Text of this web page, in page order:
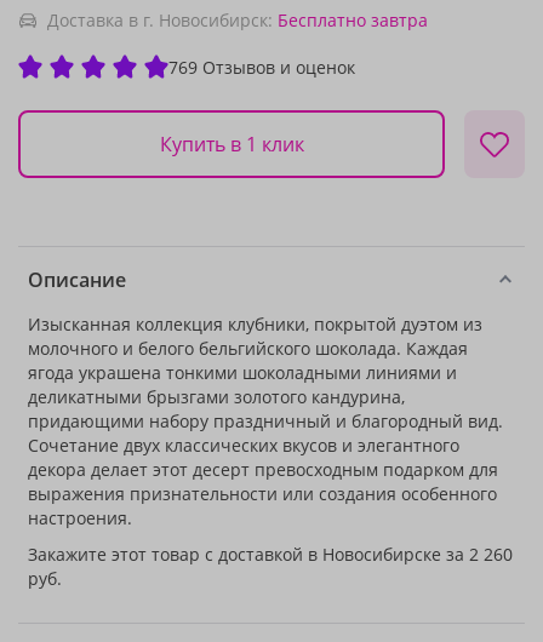
Доставка в г. Новосибирск: Бесплатно завтра
769 Отзывов и оценок
Купить в 1 клик
Описание
Изысканная коллекция клубники, покрытой дуэтом из
молочного и белого бельгийского шоколада. Каждая
ягода украшена тонкими шоколадными линиями и
деликатными брызгами золотого кандурина,
придающими набору праздничный и благородный вид.
Сочетание двух классических вкусов и элегантного
декора делает этот десерт превосходным подарком для
выражения признательности или создания особенного
настроения.
Закажите этот товар с доставкой в Новосибирске за 2 260
руб.